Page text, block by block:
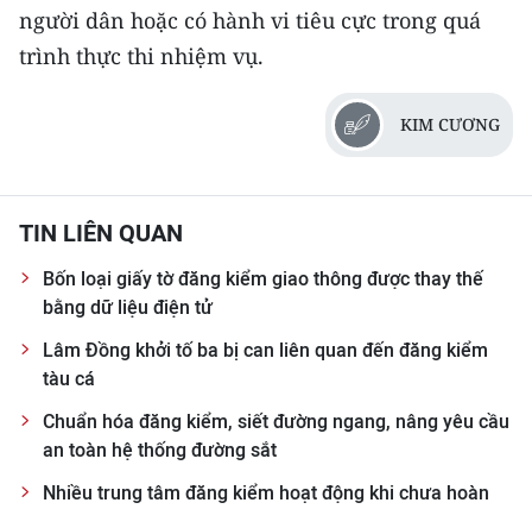
người dân hoặc có hành vi tiêu cực trong quá
trình thực thi nhiệm vụ.
KIM CƯƠNG
TIN LIÊN QUAN
Bốn loại giấy tờ đăng kiểm giao thông được thay thế
bằng dữ liệu điện tử
Lâm Đồng khởi tố ba bị can liên quan đến đăng kiểm
tàu cá
Chuẩn hóa đăng kiểm, siết đường ngang, nâng yêu cầu
an toàn hệ thống đường sắt
Nhiều trung tâm đăng kiểm hoạt động khi chưa hoàn